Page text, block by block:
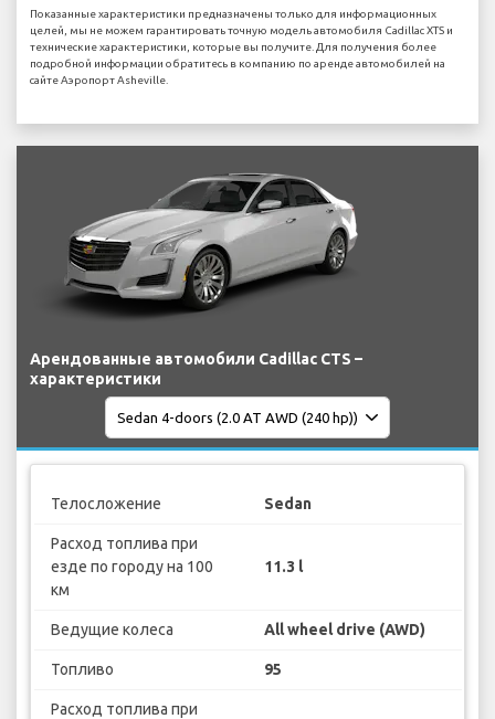
Показанные характеристики предназначены только для информационных
целей, мы не можем гарантировать точную модель автомобиля Cadillac XTS и
технические характеристики, которые вы получите. Для получения более
подробной информации обратитесь в компанию по аренде автомобилей на
сайте Аэропорт Asheville.
Арендованные автомобили Cadillac CTS –
характеристики
Телосложение Sedan
Расход топлива при
езде по городу на 100
км
11.3 l
Ведущие колеса All wheel drive (AWD)
Топливо 95
Расход топлива при